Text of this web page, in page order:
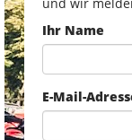
Ihr Name
E-Mail-